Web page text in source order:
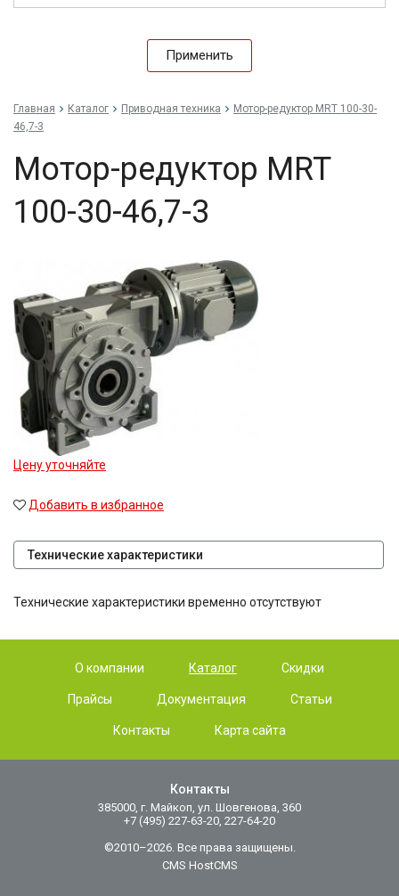
Применить
Главная Каталог Приводная техника
Мо­тор-ре­дук­тор MRT 100-30-
46,7-3
Мо­тор-ре­дук­тор MRT
100-30-46,7-3
Цену уточняйте
Добавить в избранное
Технические характеристики
Технические характеристики временно отсутствуют
О компании Каталог Скидки
Прайсы Документация Статьи
Контакты Карта сайта
Контакты
385000, г. Майкоп, ул. Шовгенова, 360
+7 (495) 227-63-20, 227-64-20
©2010–2026. Все права защищены.
CMS HostCMS